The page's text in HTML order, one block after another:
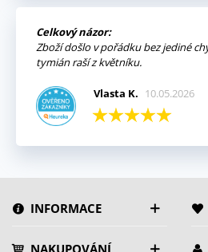
Celkový názor:
Zboží došlo v pořádku bez jediné
tymián raší z květníku.
Vlasta K. 10.05.2026
INFORMACE
NAKUPOVÁNÍ